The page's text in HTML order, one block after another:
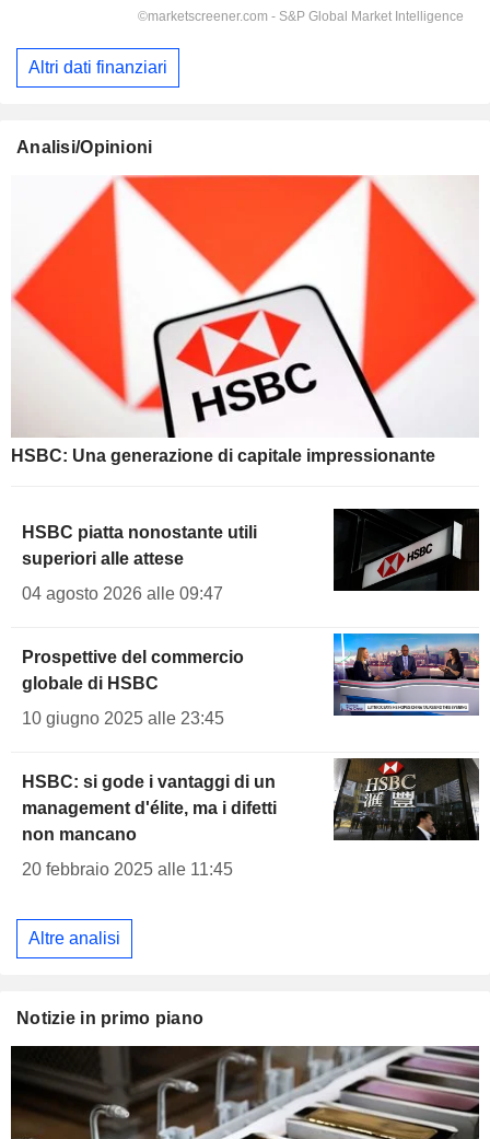
Altri dati finanziari
Analisi/Opinioni
HSBC: Una generazione di capitale impressionante
HSBC piatta nonostante utili
superiori alle attese
04 agosto 2026 alle 09:47
Prospettive del commercio
globale di HSBC
10 giugno 2025 alle 23:45
HSBC: si gode i vantaggi di un
management d'élite, ma i difetti
non mancano
20 febbraio 2025 alle 11:45
Altre analisi
Notizie in primo piano